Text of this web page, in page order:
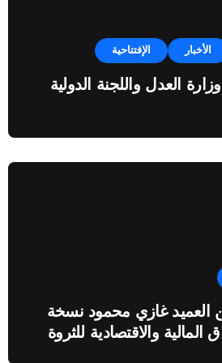
الأخبار الإفتتاحية
العدل واللجنة الدولية
العميد غازي محمود نسخة
والاقتصادية للثروة